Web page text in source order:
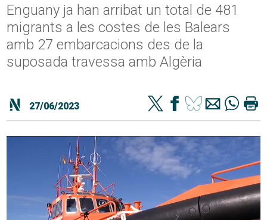
Enguany ja han arribat un total de 481
migrants a les costes de les Balears
amb 27 embarcacions des de la
suposada travessa amb Algèria
27/06/2023